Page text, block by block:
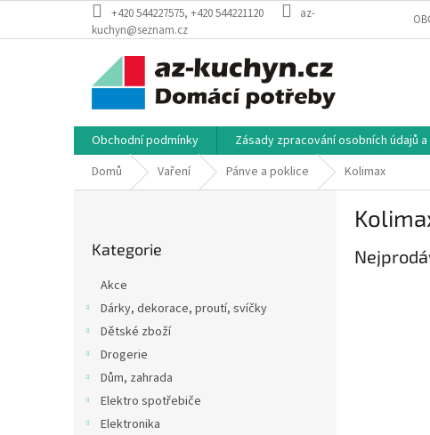
obsah
+420 544227575, +420 544221120
az-
kuchyn@seznam.cz
Obchodní podmínky Zásady zpracování osobních údajů
Domů
Vaření Pánve a poklice Kolimax
kategorie
Kategorie
Akce
Dárky, dekorace, proutí, svíčky
Dětské zboží
Drogerie
Dům, zahrada
Elektro spotřebiče
Elektronika